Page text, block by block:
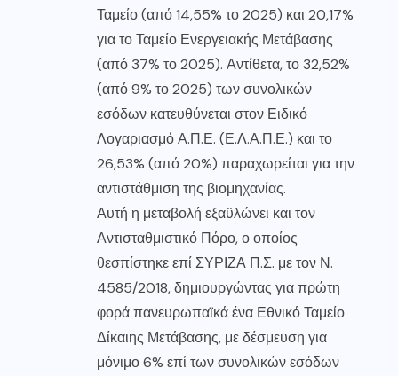
Ταμείο (από 14,55% το 2025) και 20,17%
για το Ταμείο Ενεργειακής Μετάβασης
(από 37% το 2025). Αντίθετα, το 32,52%
(από 9% το 2025) των συνολικών
εσόδων κατευθύνεται στον Ειδικό
Λογαριασμό Α.Π.Ε. (Ε.Λ.Α.Π.Ε.) και το
26,53% (από 20%) παραχωρείται για την
αντιστάθμιση της βιομηχανίας.
Αυτή η μεταβολή εξαϋλώνει και τον
Αντισταθμιστικό Πόρο, ο οποίος
θεσπίστηκε επί ΣΥΡΙΖΑ Π.Σ. με τον Ν.
4585/2018, δημιουργώντας για πρώτη
φορά πανευρωπαϊκά ένα Εθνικό Ταμείο
Δίκαιης Μετάβασης, με δέσμευση για
μόνιμο 6% επί των συνολικών εσόδων